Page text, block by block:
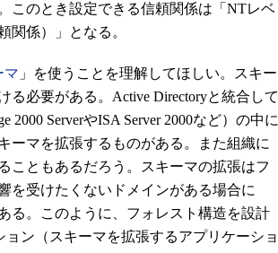
このとき設定できる信頼関係は「NTレベ
関係）」となる。
マ 」を使うことを理解してほしい。スキー
必要がある。Active Directoryと統合して
ServerやISA Server 2000など）の中に
ーマを拡張するものがある。また組織に
こともあるだろう。スキーマの拡張はフ
を受けたくないドメインがある場合に
る。このように、フォレスト構造を設計
ン（スキーマを拡張するアプリケーショ